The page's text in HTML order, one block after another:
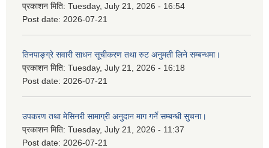
प्रकाशन मिति: Tuesday, July 21, 2026 - 16:54
Post date: 2026-07-21
तिनपाङ्ग्रे सवारी साधन सूचीकरण तथा रुट अनुमती लिने सम्बन्धमा।
प्रकाशन मिति: Tuesday, July 21, 2026 - 16:18
Post date: 2026-07-21
उपकरण तथा मेसिनरी सामाग्री अनुदान माग गर्ने सम्बन्धी सुचना।
प्रकाशन मिति: Tuesday, July 21, 2026 - 11:37
Post date: 2026-07-21